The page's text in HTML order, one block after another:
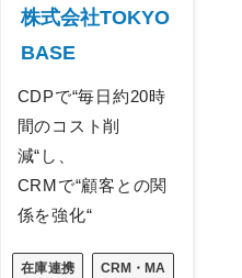
株式会社TOKYO
BASE
CDPで“毎日約20時
間のコスト削
減“し、
CRMで“顧客との関
係を強化“
在庫連携 CRM・MA